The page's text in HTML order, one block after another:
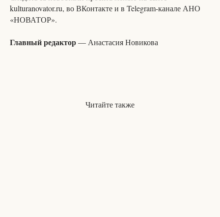
kulturanovator.ru, во ВКонтакте и в Telegram-канале АНО
«НОВАТОР».
Главный редактор— Анастасия Новикова
Читайте также